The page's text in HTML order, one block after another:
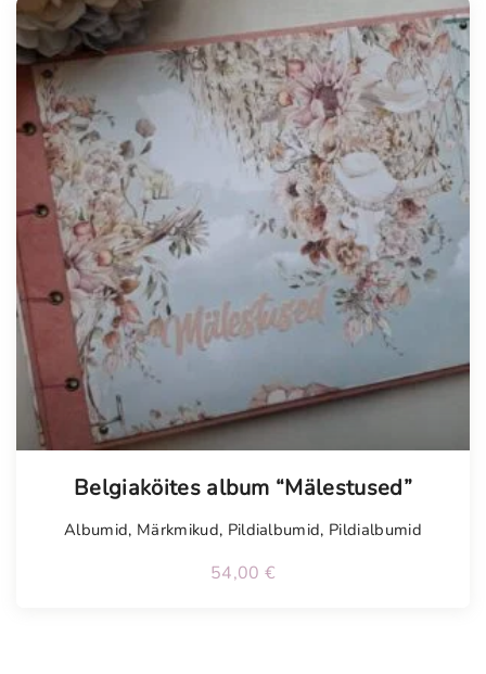
Belgiaköites album “Mälestused”
Albumid, Märkmikud, Pildialbumid, Pildialbumid
54,00 €